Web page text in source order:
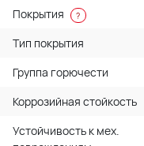
Покрытия ?
Тип покрытия
Группа горючести
Коррозийная стойкость
Устойчивость к мех.